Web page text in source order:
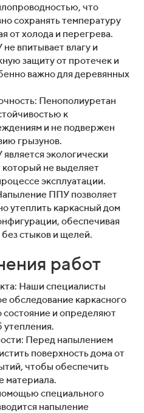
что
сохранять температуру
от холода и перегрева.
впитывает влагу и
защиту от протечек и
важно для деревянных
Пенополиуретан
к
и не подвержен
грызунов.
экологически
не выделяет
эксплуатации.
ППУ позволяет
утеплить каркасный дом
обеспечивая
стыков и щелей.
работ
Наши специалисты
обследование каркасного
состояние и определяют
утепления.
Перед напылением
поверхность дома от
чтобы обеспечить
материала.
специального
напыление